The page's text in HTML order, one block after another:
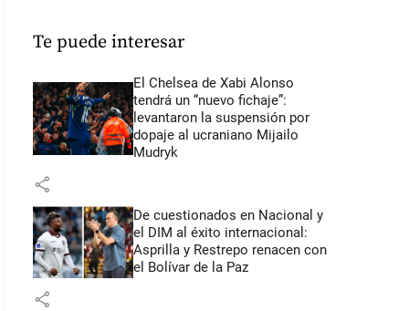
Te puede interesar
El Chelsea de Xabi Alonso
tendrá un “nuevo fichaje”:
levantaron la suspensión por
dopaje al ucraniano Mijailo
Mudryk
share
De cuestionados en Nacional y
el DIM al éxito internacional:
Asprilla y Restrepo renacen con
el Bolívar de la Paz
share